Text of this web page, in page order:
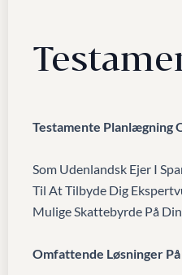
Testamente Planlægning
Som Udenlandsk Ejer I
Til At Tilbyde Dig
Mulige Skattebyrde På
Omfattende Løsninger